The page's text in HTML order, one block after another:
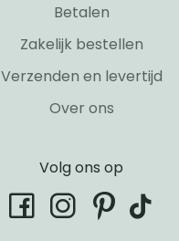
Betalen
Zakelijk bestellen
Verzenden en levertijd
Over ons
Volg ons op
facebookinstagram
pinterest
tiktok